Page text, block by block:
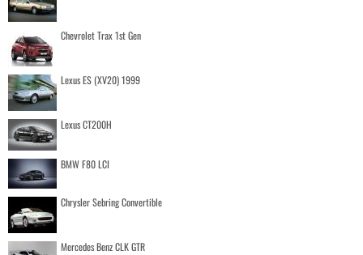
Chevrolet Trax 1st Gen
Lexus ES (XV20) 1999
Lexus CT200H
BMW F80 LCI
Chrysler Sebring Convertible
Mercedes Benz CLK GTR